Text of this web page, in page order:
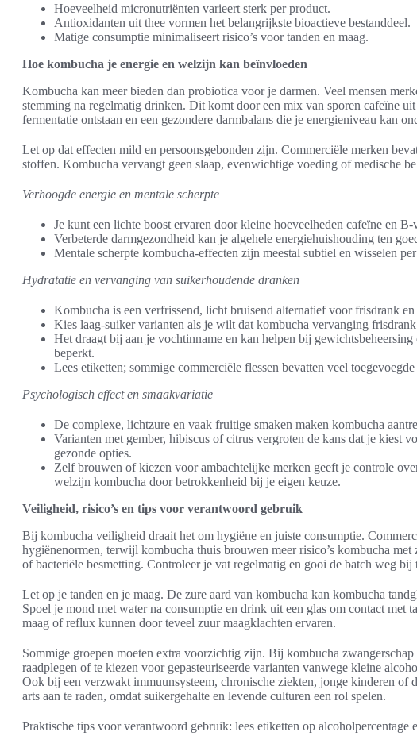
Hoeveelheid micronutriënten varieert sterk per product.
Antioxidanten uit thee vormen het belangrijkste bioactieve bestanddeel.
Matige consumptie minimaliseert risico’s voor tanden en maag.
Hoe kombucha je energie en welzijn kan beïnvloeden
Kombucha kan meer bieden dan probiotica voor je darmen. Veel mensen
stemming na regelmatig drinken. Dit komt door een mix van sporen cafeïne
fermentatie ontstaan en een gezondere darmbalans die je energieniveau kan
Let op dat effecten mild en persoonsgebonden zijn. Commerciële merken
stoffen. Kombucha vervangt geen slaap, evenwichtige voeding of medische
Verhoogde energie en mentale scherpte
Je kunt een lichte boost ervaren door kleine hoeveelheden cafeïne en
Verbeterde darmgezondheid kan je algehele energiehuishouding ten
Mentale scherpte kombucha‑effecten zijn meestal subtiel en wisselen
Hydratatie en vervanging van suikerhoudende dranken
Kombucha is een verfrissend, licht bruisend alternatief voor frisdrank en
Kies laag‑suiker varianten als je wilt dat kombucha vervanging
Het draagt bij aan je vochtinname en kan helpen bij
beperkt.
Lees etiketten; sommige commerciële flessen bevatten veel toegevoegde
Psychologisch effect en smaakvariatie
De complexe, lichtzure en vaak fruitige smaken maken kombucha
Varianten met gember, hibiscus of citrus vergroten de kans dat je kiest
gezonde opties.
Zelf brouwen of kiezen voor ambachtelijke merken geeft je controle
welzijn kombucha door betrokkenheid bij je eigen keuze.
Veiligheid, risico’s en tips voor verantwoord gebruik
Bij kombucha veiligheid draait het om hygiëne en juiste consumptie.
hygiënenormen, terwijl kombucha thuis brouwen meer risico’s kombucha
of bacteriële besmetting. Controleer je vat regelmatig en gooi de batch weg
Let op je tanden en je maag. De zure aard van kombucha kan kombucha
Spoel je mond met water na consumptie en drink uit een glas om contact met
maag of reflux kunnen door teveel zuur maagklachten ervaren.
Sommige groepen moeten extra voorzichtig zijn. Bij kombucha zwangerschap
raadplegen of te kiezen voor gepasteuriseerde varianten vanwege kleine
Ook bij een verzwakt immuunsysteem, chronische ziekten, jonge kinderen of
arts aan te raden, omdat suikergehalte en levende culturen een rol spelen.
Praktische tips voor verantwoord gebruik: lees etiketten op alcoholpercentage